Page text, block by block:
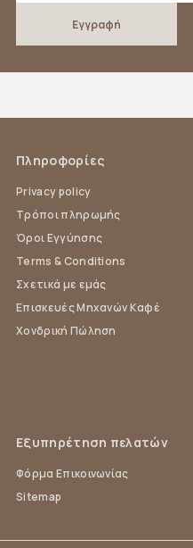
Πληροφορίες
Privacy policy
Τρόποι πληρωμής
Όροι Εγγύησης
Terms & Conditions
Σχετικά με εμάς
Επισκευές Μηχανών Καφέ
Χονδρική Πώληση
Εξυπηρέτηση πελατών
Φόρμα Επικοινωνίας
Sitemap